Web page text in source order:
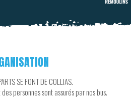
SE FONT DE COLLIAS.
personnes sont assurés par nos bus.